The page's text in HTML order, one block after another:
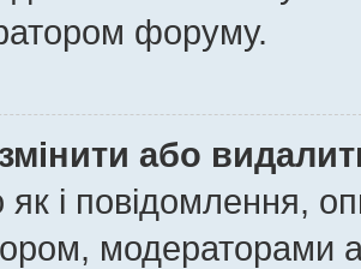
форуму.
або
і повідомлення,
модераторами